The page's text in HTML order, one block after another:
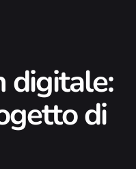
digitale:
di